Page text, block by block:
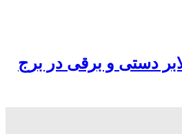
دستی و برقی در برج